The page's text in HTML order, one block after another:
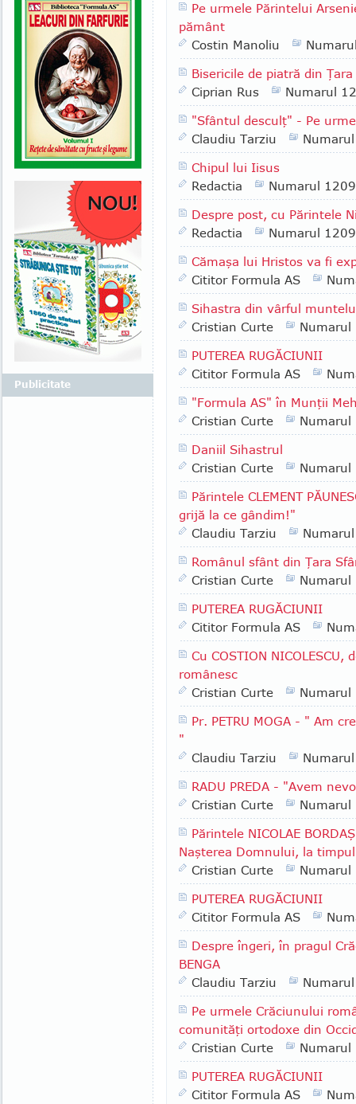
Pe urmele Părintelui
pământ
Costin Manoliu
Bisericile de piatră din
Ciprian Rus
Numarul
"Sfântul desculţ" - Pe
Claudiu Tarziu
Chipul lui Iisus
Redactia
Numarul 1209
Despre post, cu Părintele
Redactia
Numarul 1209
Cămaşa lui Hristos va fi
Cititor Formula AS
Sihastra din vârful
Cristian Curte
Numarul
PUTEREA RUGĂCIUNII
Cititor Formula AS
"Formula AS" în Munţii
Cristian Curte
Numarul
Daniil Sihastrul
Cristian Curte
Numarul
Părintele CLEMENT
grijă la ce gândim!"
Claudiu Tarziu
Românul sfânt din Ţara
Cristian Curte
Numarul
PUTEREA RUGĂCIUNII
Cititor Formula AS
Cu COSTION
românesc
Cristian Curte
Numarul
Pr. PETRU MOGA - " Am
"
Claudiu Tarziu
RADU PREDA - "Avem
Cristian Curte
Numarul
Părintele NICOLAE
Naşterea Domnului, la
Cristian Curte
Numarul
PUTEREA RUGĂCIUNII
Cititor Formula AS
Despre îngeri, în pragul
BENGA
Claudiu Tarziu
Pe urmele Crăciunului
comunităţi ortodoxe din
Cristian Curte
Numarul
PUTEREA RUGĂCIUNII
Cititor Formula AS
Publicitate